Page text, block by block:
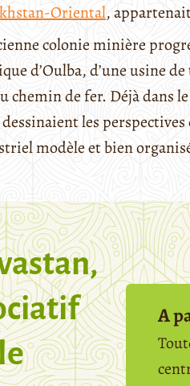
Oriental,
colonie minière
d’Oulba, d’une usine
chemin de fer. Déjà dans
les
modèle et bien
A